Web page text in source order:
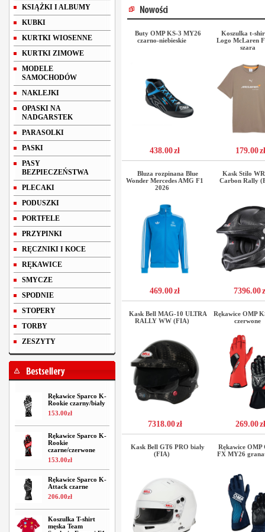
KSIĄŻKI I ALBUMY
KUBKI
KURTKI WIOSENNE
KURTKI ZIMOWE
MODELE
SAMOCHODÓW
NAKLEJKI
OPASKI NA
NADGARSTEK
PARASOLKI
PASKI
PASY
BEZPIECZEŃSTWA
PLECAKI
PODUSZKI
PORTFELE
PRZYPINKI
RĘCZNIKI I KOCE
RĘKAWICE
SMYCZE
SPODNIE
STOPERY
TORBY
ZESZYTY
Rękawice Sparco K-
Rookie czarny/biały
153.00zł
Rękawice Sparco K-
Rookie
czarne/czerwone
153.00zł
Rękawice Sparco K-
Attack czarne
206.00zł
Koszulka T-shirt
męska Team
Buty OMP KS-3 MY26
czarno-niebieskie
438.00zł
Koszulka t-
Logo McLaren
szara
179.00zł
Bluza rozpinana Blue
Wonder Mercedes AMG F1
2026
469.00zł
Kask Stilo
Carbon Rally
7396.00
Kask Bell MAG-10 ULTRA
RALLY WW (FIA)
7318.00zł
Rękawice OMP
czerwone
269.00zł
Kask Bell GT6 PRO biały
(FIA)
Rękawice OMP
FX MY26